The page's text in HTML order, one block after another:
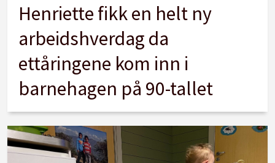
Henriette fikk en helt ny
arbeidshverdag da
ettåringene kom inn i
barnehagen på 90-tallet